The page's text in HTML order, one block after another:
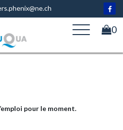
0
pour le moment.